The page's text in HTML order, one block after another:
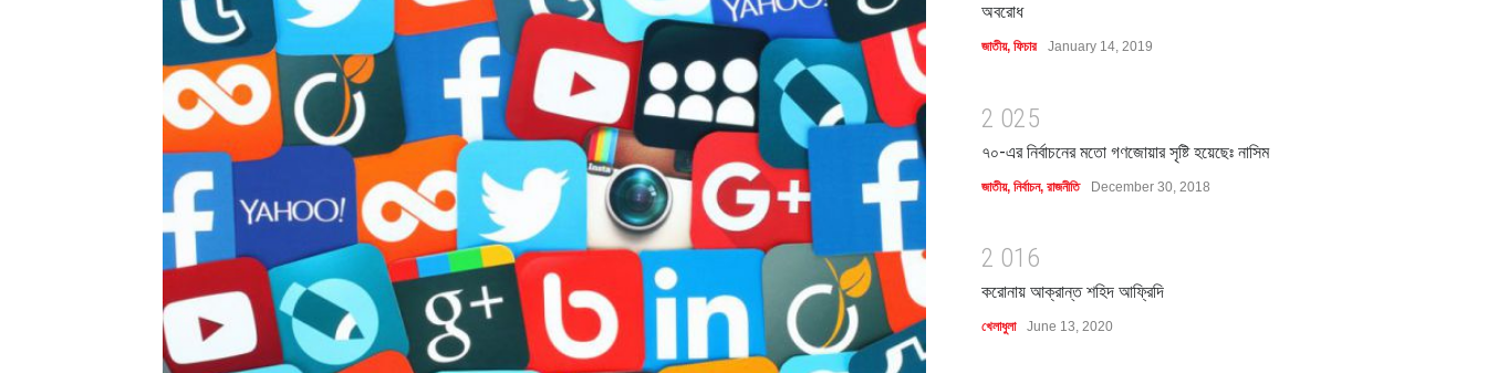
অবরোধ
জাতীয়, ফিচার January 14, 2019
2 025
৭০-এর নির্বাচনের মতো গণজোয়ার সৃষ্টি হয়েছেঃ নাসিম
জাতীয়, নির্বাচন, রাজনীতি December 30, 2018
2 01 6
করোনায় আক্রান্ত শহিদ আফ্রিদি
খেলাধুলা June 13, 2020